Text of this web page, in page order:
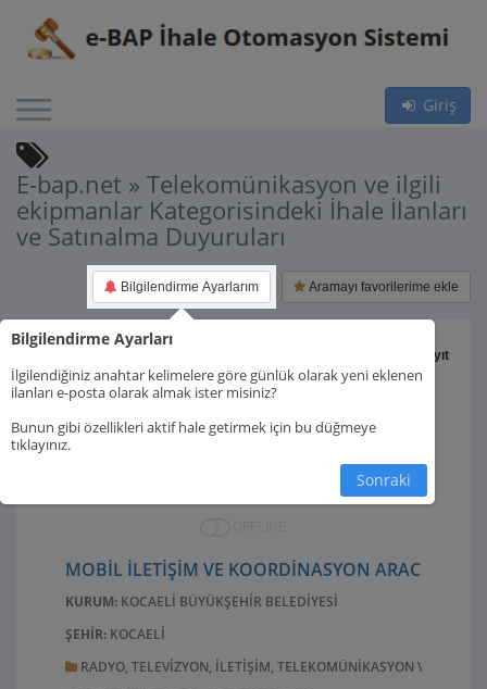
Giriş
E-bap.net » Telekomünikasyon ve ilgili
ekipmanlar Kategorisindeki İhale İlanları
ve Satınalma Duyuruları
Aramayı favorilerime ekle
Bilgilendirme Ayarlarım
Toplam 23 kayıt
1.
MOBIL İLETIŞIM VE KOORDINASYON ARACI ALIMI
KURUM: KOCAELI BÜYÜKŞEHIR BELEDIYESI
ŞEHIR: KOCAELI
RADYO, TELEVIZYON, ILETIŞIM, TELEKOMÜNIKASYON VE ILGILI
Bilgilendirme Ayarları
İlgilendiğiniz anahtar kelimelere göre günlük olarak yeni eklenen
ilanları e-posta olarak almak ister misiniz?
Bunun gibi özellikleri aktif hale getirmek için bu düğmeye
tıklayınız.
Sonraki